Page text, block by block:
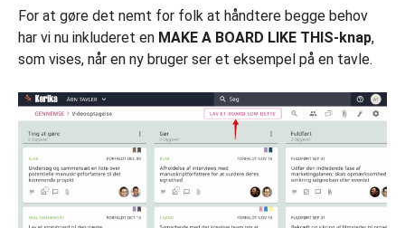
For at gøre det nemt for folk at håndtere begge behov
har vi nu inkluderet en MAKE A BOARD LIKE THIS-knap,
som vises, når en ny bruger ser et eksempel på en tavle.